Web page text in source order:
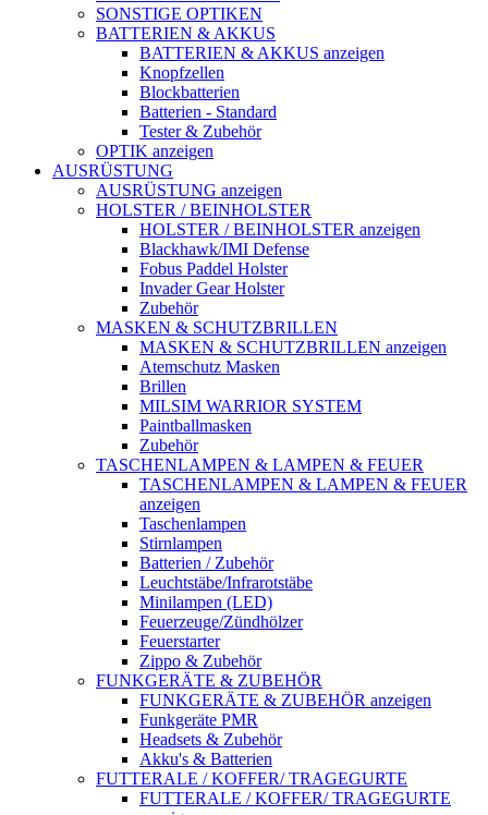
SONSTIGE OPTIKEN
BATTERIEN & AKKUS
BATTERIEN & AKKUS anzeigen
Knopfzellen
Blockbatterien
Batterien - Standard
Tester & Zubehör
OPTIK anzeigen
AUSRÜSTUNG
AUSRÜSTUNG anzeigen
HOLSTER / BEINHOLSTER
HOLSTER / BEINHOLSTER anzeigen
Blackhawk/IMI Defense
Fobus Paddel Holster
Invader Gear Holster
Zubehör
MASKEN & SCHUTZBRILLEN
MASKEN & SCHUTZBRILLEN anzeigen
Atemschutz Masken
Brillen
MILSIM WARRIOR SYSTEM
Paintballmasken
Zubehör
TASCHENLAMPEN & LAMPEN & FEUER
TASCHENLAMPEN & LAMPEN & FEUER
anzeigen
Taschenlampen
Stirnlampen
Batterien / Zubehör
Leuchtstäbe/Infrarotstäbe
Minilampen (LED)
Feuerzeuge/Zündhölzer
Feuerstarter
Zippo & Zubehör
FUNKGERÄTE & ZUBEHÖR
FUNKGERÄTE & ZUBEHÖR anzeigen
Funkgeräte PMR
Headsets & Zubehör
Akku's & Batterien
FUTTERALE / KOFFER/ TRAGEGURTE
FUTTERALE / KOFFER/ TRAGEGURTE